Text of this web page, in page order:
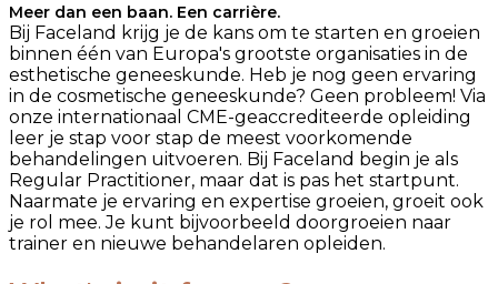
Meer dan een baan. Een carrière.
Bij Faceland krijg je de kans om te starten en groeien
binnen één van Europa's grootste organisaties in de
esthetische geneeskunde. Heb je nog geen ervaring
in de cosmetische geneeskunde? Geen probleem! Via
onze internationaal CME-geaccrediteerde opleiding
leer je stap voor stap de meest voorkomende
behandelingen uitvoeren. Bij Faceland begin je als
Regular Practitioner, maar dat is pas het startpunt.
Naarmate je ervaring en expertise groeien, groeit ook
je rol mee. Je kunt bijvoorbeeld doorgroeien naar
trainer en nieuwe behandelaren opleiden.